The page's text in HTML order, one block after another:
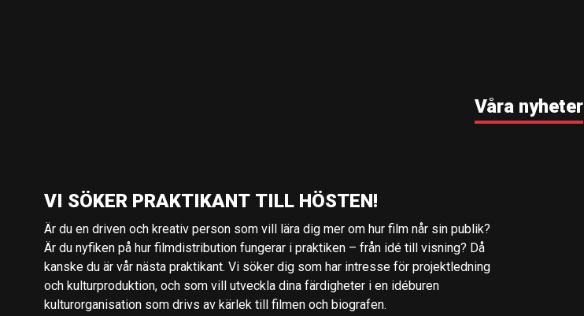
Våra nyheter
VI SÖKER PRAKTIKANT TILL HÖSTEN!
Är du en driven och kreativ person som vill lära dig mer om hur film når sin publik?
Är du nyfiken på hur filmdistribution fungerar i praktiken – från idé till visning? Då
kanske du är vår nästa praktikant. Vi söker dig som har intresse för projektledning
och kulturproduktion, och som vill utveckla dina färdigheter i en idéburen
kulturorganisation som drivs av kärlek till filmen och biografen.